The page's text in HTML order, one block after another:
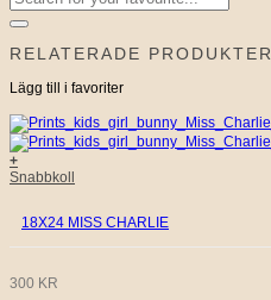
efter:
RELATERADE PRODUKTER
Lägg till i favoriter
+
Snabbkoll
18X24 MISS CHARLIE
300 KR